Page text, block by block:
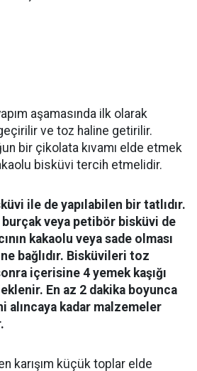
aşamasında ilk olarak
ve toz haline getirilir.
bir çikolata kıvamı elde etmek
bisküvi tercih etmelidir.
ile de yapılabilen bir tatlıdır.
veya petibör bisküvi de
kakaolu veya sade olması
bağlıdır. Bisküvileri toz
içerisine 4 yemek kaşığı
En az 2 dakika boyunca
alıncaya kadar malzemeler
karışım küçük toplar elde